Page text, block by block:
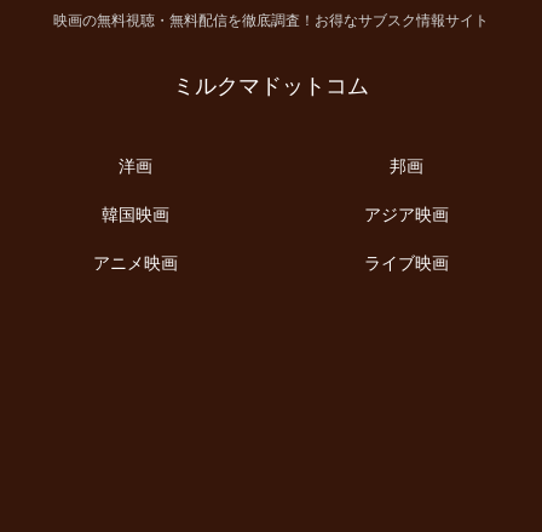
映画の無料視聴・無料配信を徹底調査！お得なサブスク情報サイト
ミルクマドットコム
洋画 邦画
韓国映画 アジア映画
アニメ映画 ライブ映画